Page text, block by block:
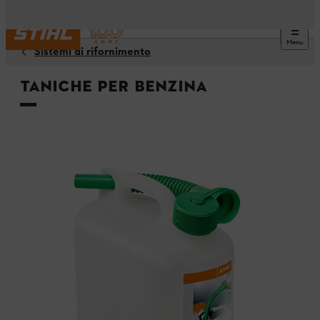
Menu
Sistemi di rifornimento
Taniche per benzina